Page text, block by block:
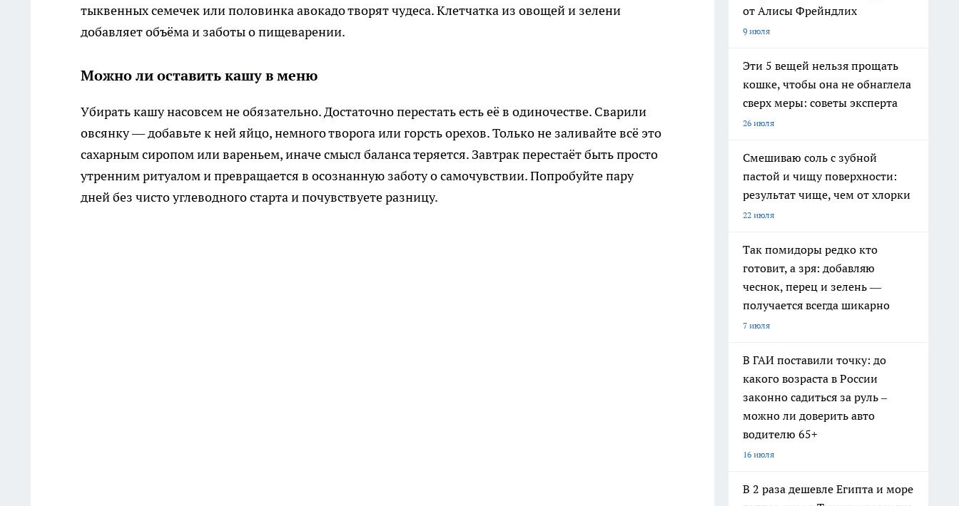
тыквенных семечек или половинка авокадо творят чудеса. Клетчатка из овощей и зелени
добавляет объёма и заботы о пищеварении.
Можно ли оставить кашу в меню
Убирать кашу насовсем не обязательно. Достаточно перестать есть её в одиночестве. Сварили
овсянку — добавьте к ней яйцо, немного творога или горсть орехов. Только не заливайте всё это
сахарным сиропом или вареньем, иначе смысл баланса теряется. Завтрак перестаёт быть просто
утренним ритуалом и превращается в осознанную заботу о самочувствии. Попробуйте пару
дней без чисто углеводного старта и почувствуете разницу.
от Алисы Фрейндлих
9 июля
Эти 5 вещей нельзя прощать
кошке, чтобы она не обнаглела
сверх меры: советы эксперта
26 июля
Смешиваю соль с зубной
пастой и чищу поверхности:
результат чище, чем от хлорки
22 июля
Так помидоры редко кто
готовит, а зря: добавляю
чеснок, перец и зелень —
получается всегда шикарно
7 июля
В ГАИ поставили точку: до
какого возраста в России
законно садиться за руль –
можно ли доверить авто
водителю 65+
16 июля
В 2 раза дешевле Египта и море